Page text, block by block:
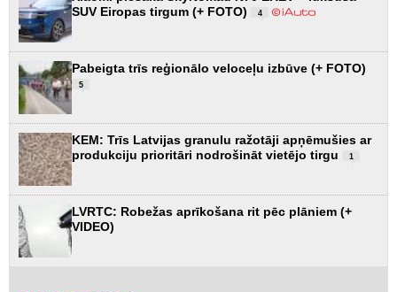
SUV Eiropas tirgum (+ FOTO)
4
Pabeigta trīs reģionālo veloceļu izbūve (+ FOTO)
5
KEM: Trīs Latvijas granulu ražotāji apņēmušies ar
produkciju prioritāri nodrošināt vietējo tirgu
1
LVRTC: Robežas aprīkošana rit pēc plāniem (+
VIDEO)